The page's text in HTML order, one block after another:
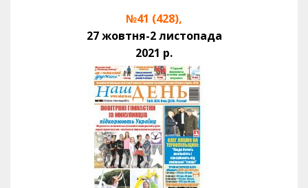
№41 (428),
27 жовтня-2 листопада
2021 р.